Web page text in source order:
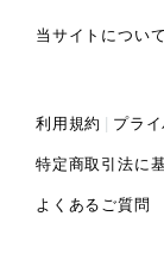
当サイトについて
利用規約 プラ
特定商取引法に
よくあるご質問